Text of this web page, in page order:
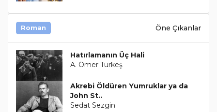
Roman Öne Çıkanlar
Hatırlamanın Üç Hali
A. Ömer Türkeş
Akrebi Öldüren Yumruklar ya da
John St..
Sedat Sezgin